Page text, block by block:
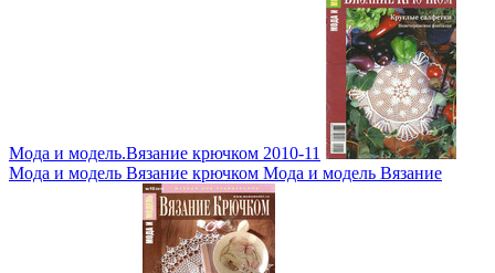
Мода и модель.Вязание крючком 2010-11
Мода и модель Вязание крючком Мода и модель Вязание